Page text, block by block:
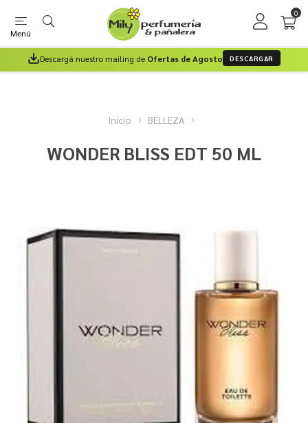
Menú
0
Descargá nuestro mailing de Ofertas de Agosto DESCARGAR
Inicio BELLEZA
WONDER BLISS EDT 50 ML